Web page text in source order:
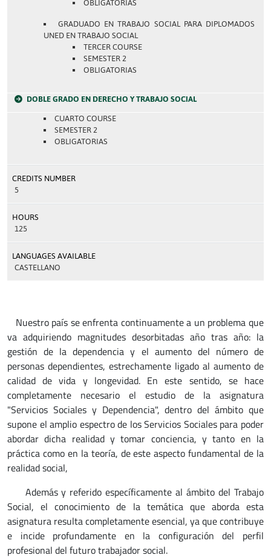
OBLIGATORIAS
GRADUADO EN TRABAJO SOCIAL PARA DIPLOMADOS
UNED EN TRABAJO SOCIAL
TERCER COURSE
SEMESTER 2
OBLIGATORIAS
DOBLE GRADO EN DERECHO Y TRABAJO SOCIAL
CUARTO COURSE
SEMESTER 2
OBLIGATORIAS
CREDITS NUMBER
5
HOURS
125
LANGUAGES AVAILABLE
CASTELLANO
Nuestro país se enfrenta continuamente a un problema que
va adquiriendo magnitudes desorbitadas año tras año: la
gestión de la dependencia y el aumento del número de
personas dependientes, estrechamente ligado al aumento de
calidad de vida y longevidad. En este sentido, se hace
completamente necesario el estudio de la asignatura
"Servicios Sociales y Dependencia", dentro del ámbito que
supone el amplio espectro de los Servicios Sociales para poder
abordar dicha realidad y tomar conciencia, y tanto en la
práctica como en la teoría, de este aspecto fundamental de la
realidad social,
Además y referido específicamente al ámbito del Trabajo
Social, el conocimiento de la temática que aborda esta
asignatura resulta completamente esencial, ya que contribuye
e incide profundamente en la configuración del perfil
profesional del futuro trabajador social.